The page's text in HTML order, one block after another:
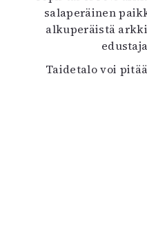
salaperäinen
alkuperäistä
Taidetalo voi